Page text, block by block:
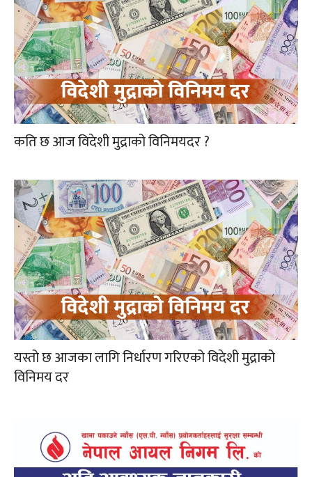
कति छ आज विदेशी मुद्राको विनिमयदर ?
यस्तो छ आजका लागि निर्धारण गरिएको विदेशी मुद्राको
विनिमय दर